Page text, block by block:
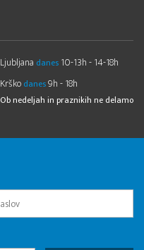
Ljubljana danes 10-13h - 14-18h
Krško danes9h - 18h
Ob nedeljah in praznikih ne delamo